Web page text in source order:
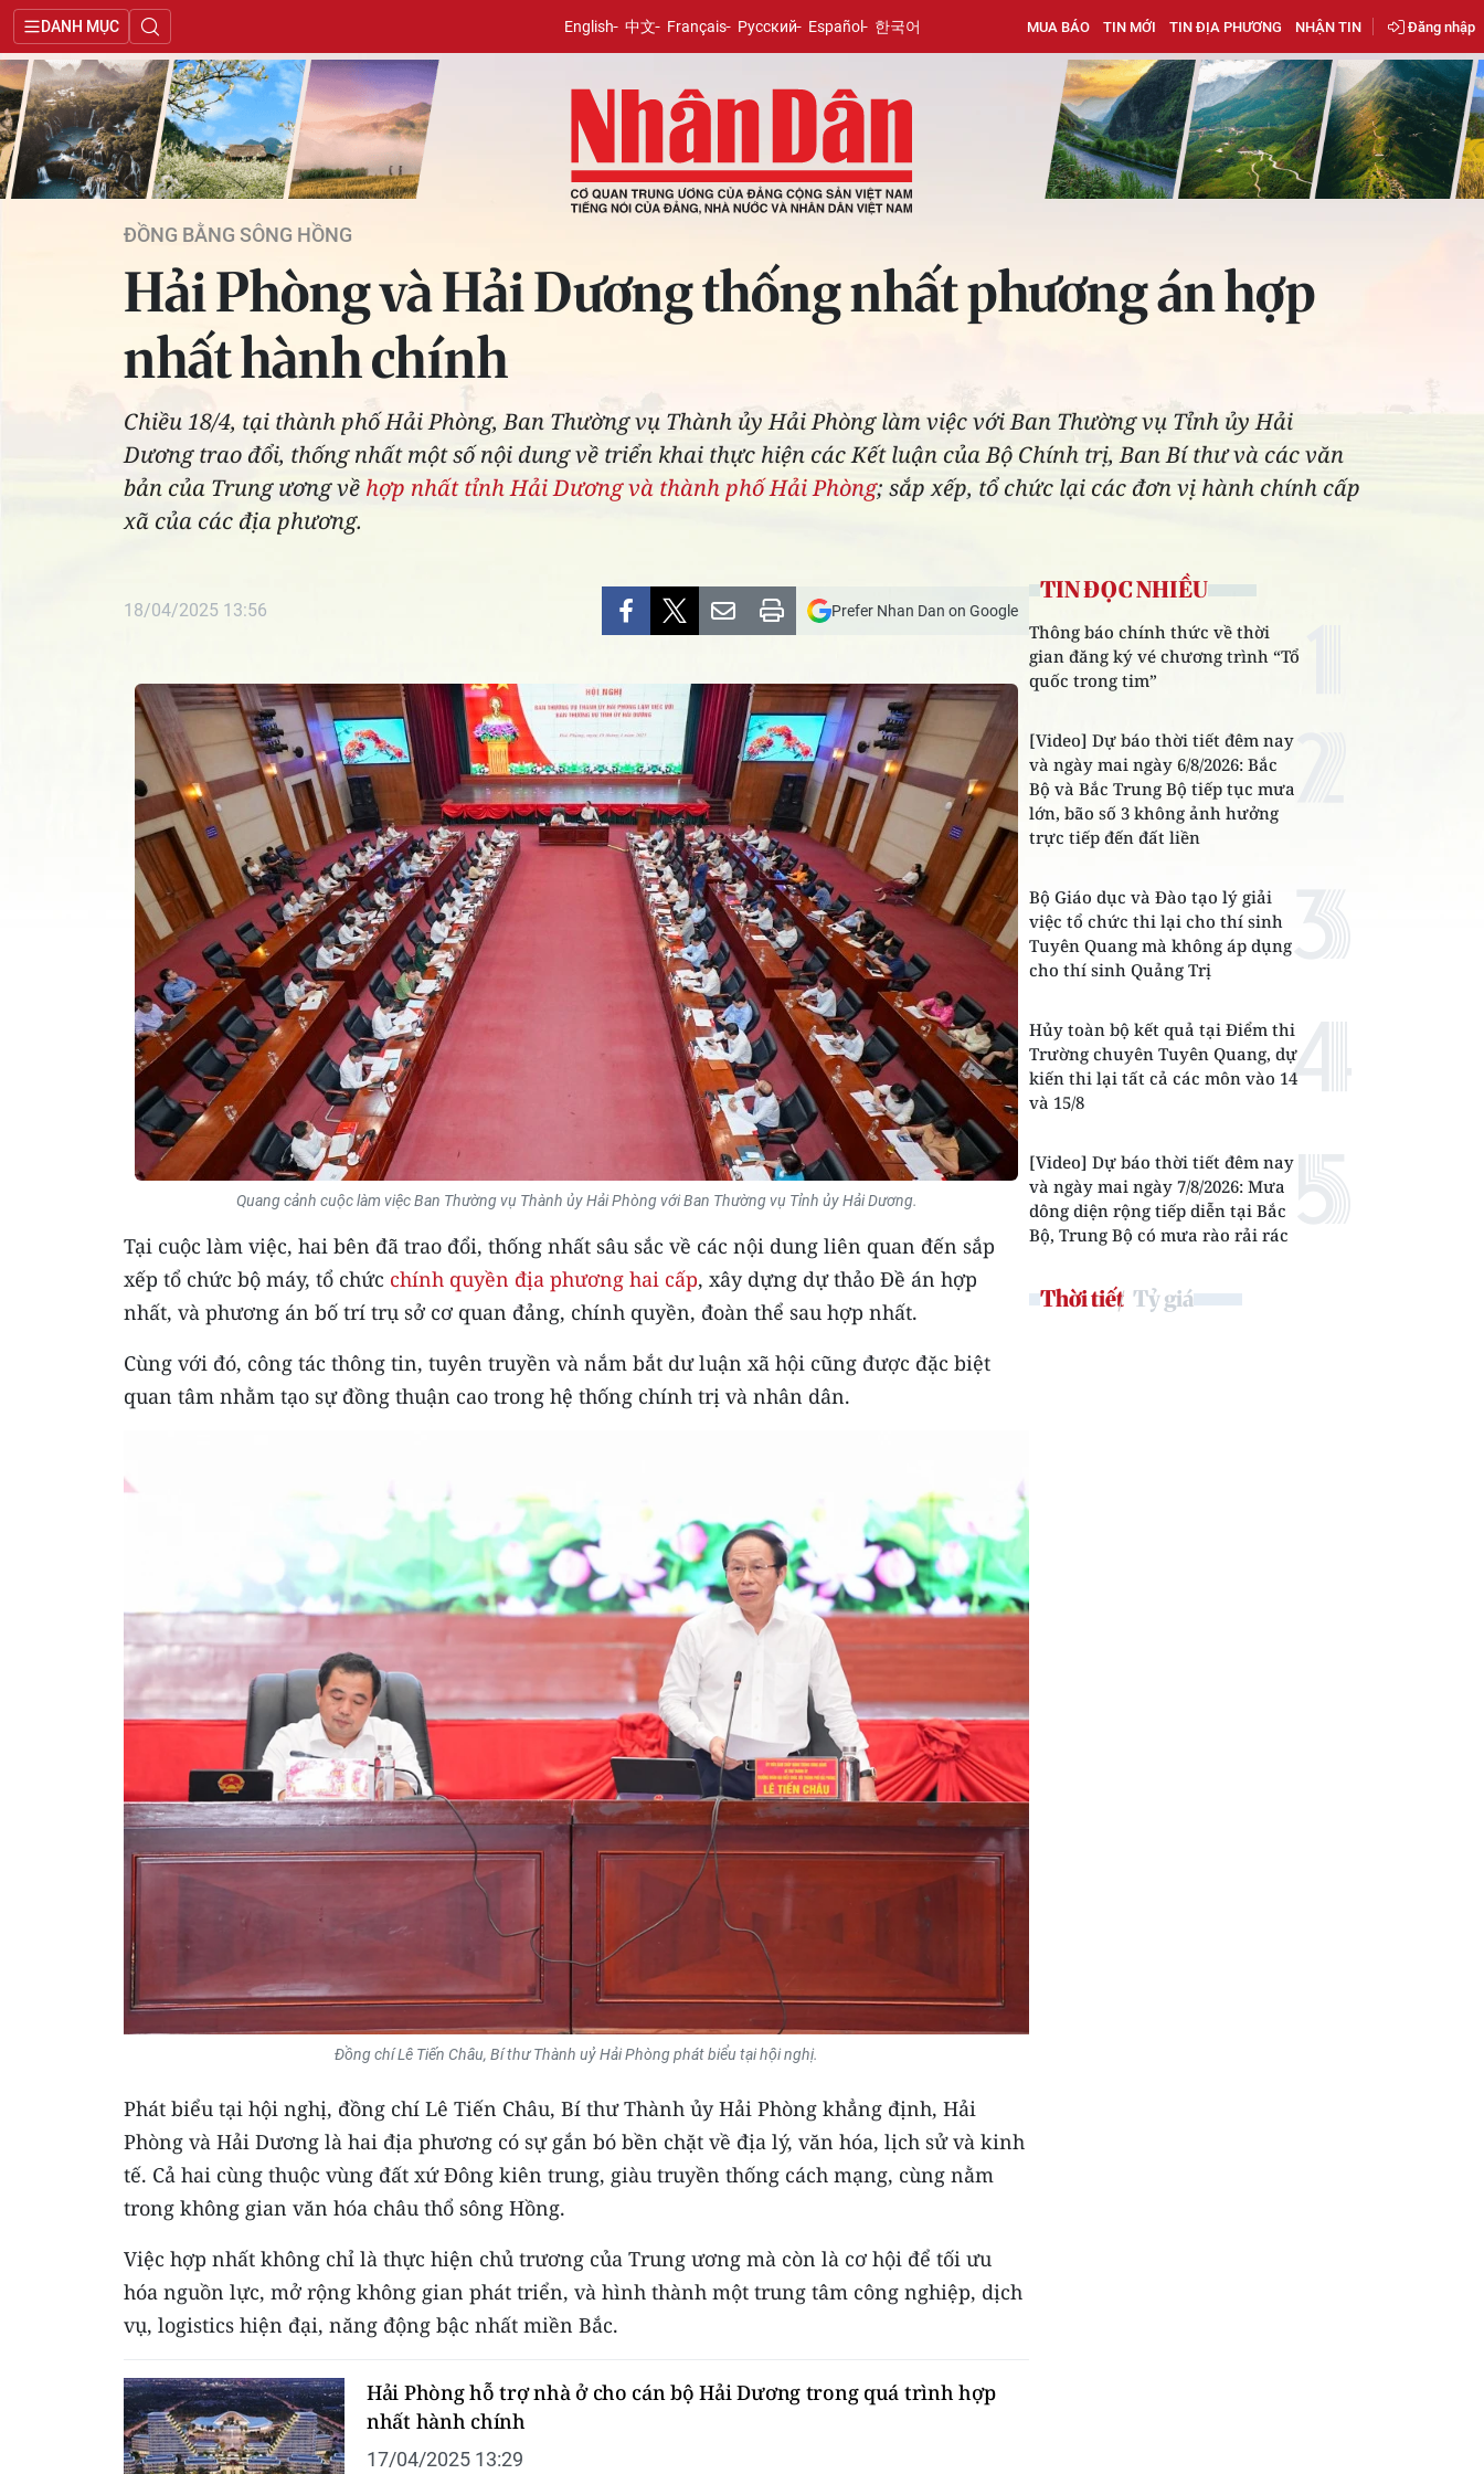
DANH MỤC English 中文 Français Русский Español 한국어 MUA BÁO TIN MỚI TIN ĐỊA PHƯƠNG NHẬN TIN Đăng nhập
ĐỒNG BẰNG SÔNG HỒNG
Hải Phòng và Hải Dương thống nhất phương án hợp
nhất hành chính
Chiều 18/4, tại thành phố Hải Phòng, Ban Thường vụ Thành ủy Hải Phòng làm việc với Ban Thường vụ Tỉnh ủy Hải
Dương trao đổi, thống nhất một số nội dung về triển khai thực hiện các Kết luận của Bộ Chính trị, Ban Bí thư và các văn
bản của Trung ương về hợp nhất tỉnh Hải Dương và thành phố Hải Phòng; sắp xếp, tổ chức lại các đơn vị hành chính cấp
xã của các địa phương.
18/04/2025 13:56 Prefer Nhan Dan on Google
Quang cảnh cuộc làm việc Ban Thường vụ Thành ủy Hải Phòng với Ban Thường vụ Tỉnh ủy Hải Dương.
Tại cuộc làm việc, hai bên đã trao đổi, thống nhất sâu sắc về các nội dung liên quan đến sắp
xếp tổ chức bộ máy, tổ chức chính quyền địa phương hai cấp, xây dựng dự thảo Đề án hợp
nhất, và phương án bố trí trụ sở cơ quan đảng, chính quyền, đoàn thể sau hợp nhất.
Cùng với đó, công tác thông tin, tuyên truyền và nắm bắt dư luận xã hội cũng được đặc biệt
quan tâm nhằm tạo sự đồng thuận cao trong hệ thống chính trị và nhân dân.
Đồng chí Lê Tiến Châu, Bí thư Thành uỷ Hải Phòng phát biểu tại hội nghị.
Phát biểu tại hội nghị, đồng chí Lê Tiến Châu, Bí thư Thành ủy Hải Phòng khẳng định, Hải
Phòng và Hải Dương là hai địa phương có sự gắn bó bền chặt về địa lý, văn hóa, lịch sử và kinh
tế. Cả hai cùng thuộc vùng đất xứ Đông kiên trung, giàu truyền thống cách mạng, cùng nằm
trong không gian văn hóa châu thổ sông Hồng.
Việc hợp nhất không chỉ là thực hiện chủ trương của Trung ương mà còn là cơ hội để tối ưu
hóa nguồn lực, mở rộng không gian phát triển, và hình thành một trung tâm công nghiệp, dịch
vụ, logistics hiện đại, năng động bậc nhất miền Bắc.
Hải Phòng hỗ trợ nhà ở cho cán bộ Hải Dương trong quá trình hợp
nhất hành chính
17/04/2025 13:29
TIN ĐỌC NHIỀU
Thông báo chính thức về thời
gian đăng ký vé chương trình “Tổ
quốc trong tim”
[Video] Dự báo thời tiết đêm nay
và ngày mai ngày 6/8/2026: Bắc
Bộ và Bắc Trung Bộ tiếp tục mưa
lớn, bão số 3 không ảnh hưởng
trực tiếp đến đất liền
Bộ Giáo dục và Đào tạo lý giải
việc tổ chức thi lại cho thí sinh
Tuyên Quang mà không áp dụng
cho thí sinh Quảng Trị
Hủy toàn bộ kết quả tại Điểm thi
Trường chuyên Tuyên Quang, dự
kiến thi lại tất cả các môn vào 14
và 15/8
[Video] Dự báo thời tiết đêm nay
và ngày mai ngày 7/8/2026: Mưa
dông diện rộng tiếp diễn tại Bắc
Bộ, Trung Bộ có mưa rào rải rác
Thời tiết Tỷ giá